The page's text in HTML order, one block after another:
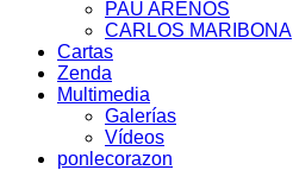
PAU ARENÓS
CARLOS MARIBONA
Cartas
Zenda
Multimedia
Galerías
Vídeos
ponlecorazon